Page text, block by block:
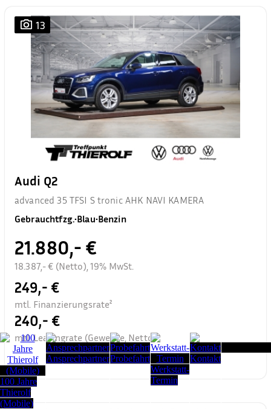
13
Audi Q2
advanced 35 TFSI S tronic AHK NAVI KAMERA
Gebrauchtfzg.•Blau•Benzin
21.880,- €
18.387,- € (Netto), 19% MwSt.
249,- €
mtl. Finanzierungsrate²
240,- €
mtl. Leasingrate (Gewerbe, Netto)³
100 Jahre
Thierolf
(Mobile)
AnsprechpartnerProbefahrt
Werkstatt-
Termin
Kontakt